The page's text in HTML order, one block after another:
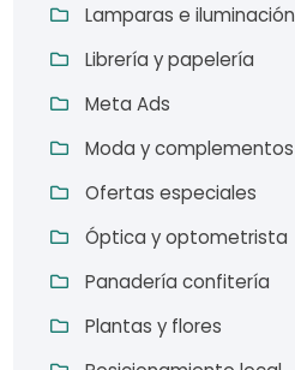
Lamparas e iluminación
Librería y papelería
Meta Ads
Moda y complementos
Ofertas especiales
Óptica y optometrista
Panadería confitería
Plantas y flores